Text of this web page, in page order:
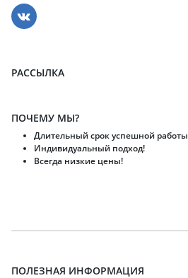
РАССЫЛКА
ПОЧЕМУ МЫ?
Длительный срок успешной работы
Индивидуальный подход!
Всегда низкие цены!
ПОЛЕЗНАЯ ИНФОРМАЦИЯ